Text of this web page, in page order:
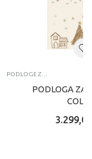
PODLOGE ZA IGRU
PODLOGA ZA
3.299,00